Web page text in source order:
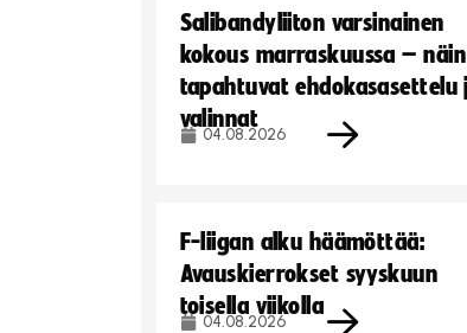
Salibandyliiton varsinainen
kokous marraskuussa – näin
tapahtuvat ehdokasasettelu
valinnat
04.08.2026
F-liigan alku häämöttää:
Avauskierrokset syyskuun
toisella viikolla
04.08.2026